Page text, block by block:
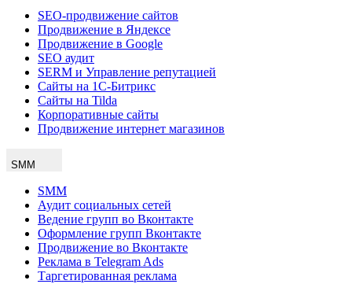
SEO-продвижение сайтов
Продвижение в Яндексе
Продвижение в Google
SEO аудит
SERM и Управление репутацией
Сайты на 1С-Битрикс
Сайты на Tilda
Корпоративные сайты
Продвижение интернет магазинов
SMM
SMM
Аудит социальных сетей
Ведение групп во Вконтакте
Оформление групп Вконтакте
Продвижение во Вконтакте
Реклама в Telegram Ads
Таргетированная реклама